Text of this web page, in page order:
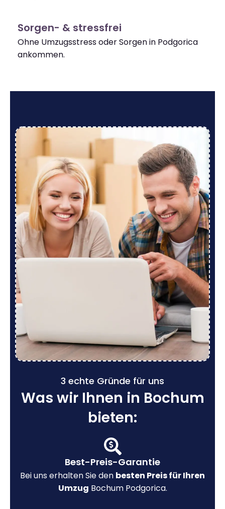
Sorgen- & stressfrei
Ohne Umzugsstress oder Sorgen in Podgorica
ankommen.
3 echte Gründe für uns
Was wir Ihnen in Bochum
bieten:
Best-Preis-Garantie
Bei uns erhalten Sie den besten Preis für Ihren
Umzug Bochum Podgorica.